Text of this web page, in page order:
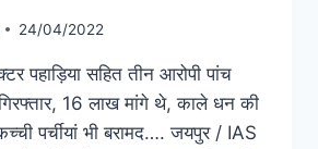
24/04/2022
पहाड़िया सहित तीन आरोपी पांच
16 लाख मांगे थे, काले धन की
पर्चीयां भी बरामद…. जयपुर / IAS